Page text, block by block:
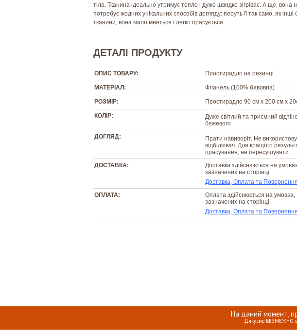
На даний момент,
Дякуємо БЕЗМЕЖНО
тіла. Тканина ідеально утримує тепло і дуже швидко зігріває. А ще, вона
потребує жодних унікальних способів догляду: перуть її так само, як інші
тканини, вона мало мнеться і легко прасується.
ДЕТАЛІ ПРОДУКТУ
ОПИС ТОВАРУ: Простирадло на резинці
МАТЕРІАЛ: Фланель (100% бавовна)
РОЗМІР: Простирадло 90 см х 200 см х
КОЛІР:
Дуже світлий та приємний
бежевого
ДОГЛЯД:
Прати навиворіт. Не
відбілювач. Для кращого
прасування, не пересушувати.
ДОСТАВКА:
Доставка здійснюється на
зазначених на сторінці
Доставка, Оплата та
ОПЛАТА:
Оплата здійснюється на умовах,
зазначених на сторінці
Доставка, Оплата та